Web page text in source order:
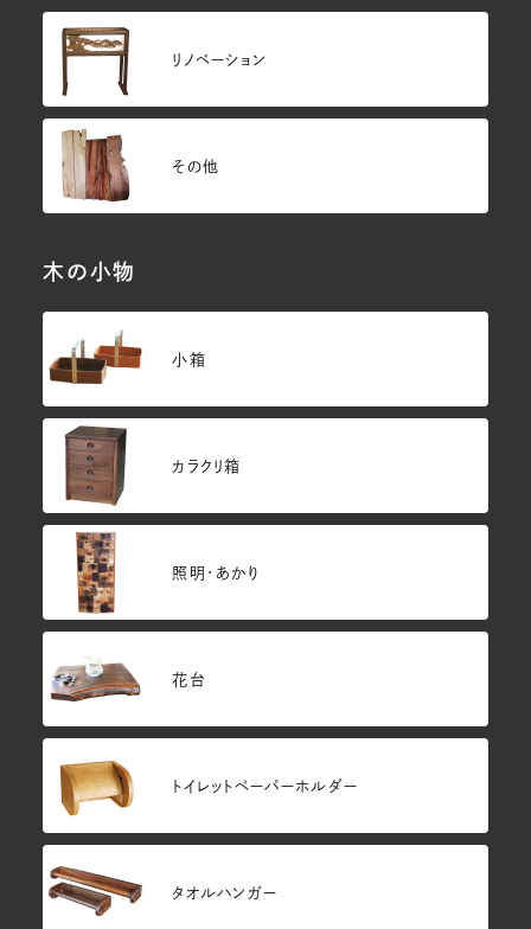
リノベーション
その他
木の小物
小箱
カラクリ箱
照明・あかり
花台
トイレットペーパーホルダー
タオルハンガー